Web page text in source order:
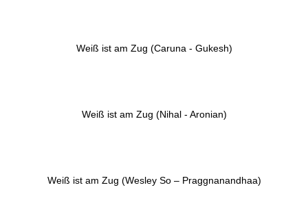
Weiß ist am Zug (Caruna - Gukesh)
Weiß ist am Zug (Nihal - Aronian)
Weiß ist am Zug (Wesley So – Praggnanandhaa)